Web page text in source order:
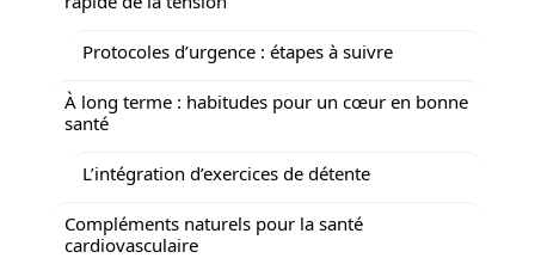
Protocoles d’urgence : étapes à suivre
À long terme : habitudes pour un cœur en bonne
santé
L’intégration d’exercices de détente
Compléments naturels pour la santé
cardiovasculaire